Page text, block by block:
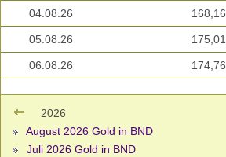
04.08.26 168,16
05.08.26 175,01
06.08.26 174,76
2026
August 2026 Gold in BND
Juli 2026 Gold in BND